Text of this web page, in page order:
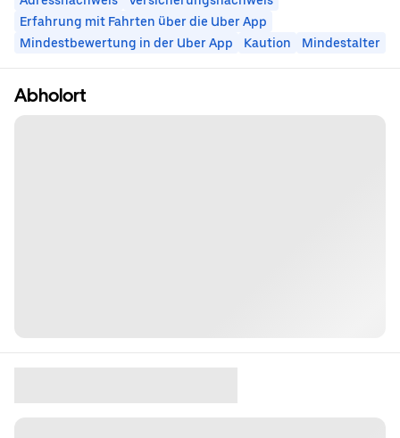
Erfahrung mit Fahrten über die Uber App
Mindestbewertung in der Uber App
Kaution Mindestalter
Abholort